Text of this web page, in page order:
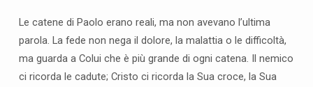
Le catene di Paolo erano reali, ma non avevano l’ultima
parola. La fede non nega il dolore, la malattia o le difficoltà,
ma guarda a Colui che è più grande di ogni catena. Il nemico
ci ricorda le cadute; Cristo ci ricorda la Sua croce, la Sua